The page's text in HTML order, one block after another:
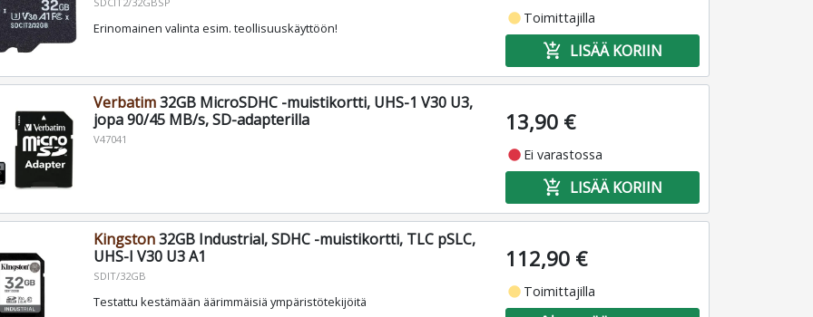
Erinomainen valinta esim. teollisuuskäyttöön!
fiber_manual_record Toimittajilla
add_shopping_cart LISÄÄ KORIIN
Verbatim32GB MicroSDHC -muistikortti, UHS-1 V30 U3,
jopa 90/45 MB/s, SD-adapterilla
V47041
13,90 €
fiber_manual_record Ei varastossa
add_shopping_cart LISÄÄ KORIIN
Kingston32GB Industrial, SDHC -muistikortti, TLC pSLC,
UHS-I V30 U3 A1
SDIT/32GB
Testattu kestämään äärimmäisiä ympäristötekijöitä
112,90 €
fiber_manual_record Toimittajilla